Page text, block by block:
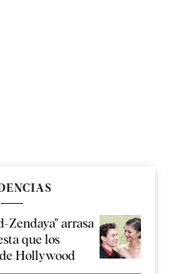
Zendaya" arrasa
que los
Hollywood